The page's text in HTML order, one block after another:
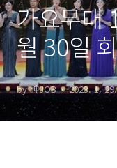
가요무대
월 30일
오늘 출연
by 神JOB 2023. 1. 29.